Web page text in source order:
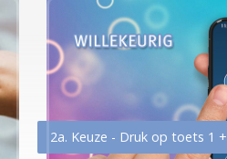
2a. Keuze - Druk op toets 1 +